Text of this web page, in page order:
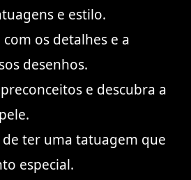
e estilo.
os detalhes e a
desenhos.
e descubra a
de ter uma tatuagem que
especial.